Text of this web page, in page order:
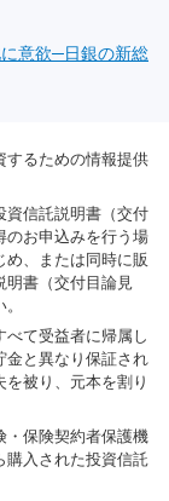
意欲─日銀の新総
するための情報提供
資信託説明書（交付
のお申込みを行う場
、または同時に販
書（交付目論見
て受益者に帰属し
金と異なり保証され
被り、元本を割り
・保険契約者保護機
購入された投資信託